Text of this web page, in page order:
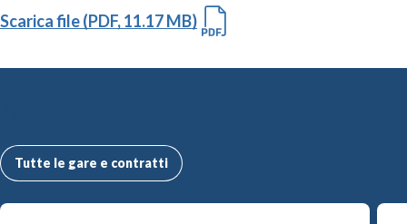
Scarica file (PDF, 11.17 MB)
Tutte le gare e contratti